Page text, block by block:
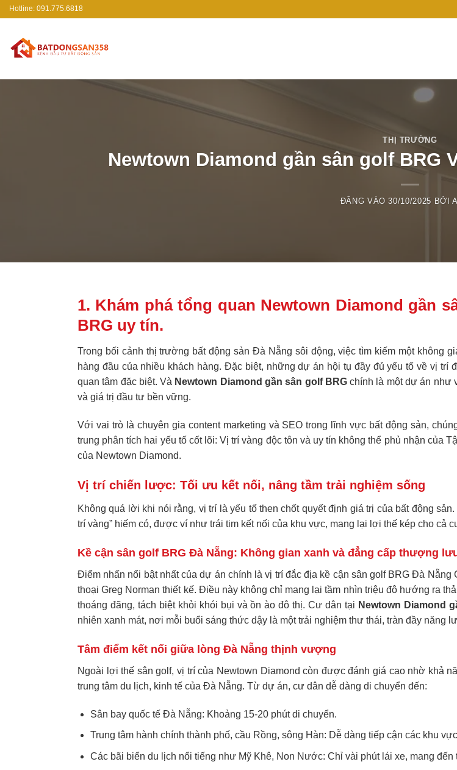
Bỏ
dung
Hotline: 091.775.6818
THỊ TRƯỜNG
Newtown Diamond gần sân golf BRG
ĐĂNG VÀO30/10/2025 BỞI
1. Khám phá tổng quan Newtown Diamond gần
BRG uy tín.
Trong bối cảnh thị trường bất động sản Đà Nẵng sôi động, việc tìm kiếm một không
hàng đầu của nhiều khách hàng. Đặc biệt, những dự án hội tụ đầy đủ yếu tố về vị
quan tâm đặc biệt. Và Newtown Diamond gần sân golf BRGchính là một dự án như
và giá trị đầu tư bền vững.
Với vai trò là chuyên gia content marketing và SEO trong lĩnh vực bất động sản,
trung phân tích hai yếu tố cốt lõi: Vị trí vàng độc tôn và uy tín không thể phủ nhận của
của Newtown Diamond.
Vị trí chiến lược: Tối ưu kết nối, nâng tầm trải nghiệm sống
Không quá lời khi nói rằng, vị trí là yếu tố then chốt quyết định giá trị của bất động sản.
trí vàng” hiếm có, được ví như trái tim kết nối của khu vực, mang lại lợi thế kép cho cả
Kề cận sân golf BRG Đà Nẵng: Không gian xanh và đẳng cấp thượng
Điểm nhấn nổi bật nhất của dự án chính là vị trí đắc địa kề cận sân golf BRG Đà
thoại Greg Norman thiết kế. Điều này không chỉ mang lại tầm nhìn triệu đô hướng ra
thoáng đãng, tách biệt khỏi khói bụi và ồn ào đô thị. Cư dân tại Newtown Diamond
nhiên xanh mát, nơi mỗi buổi sáng thức dậy là một trải nghiệm thư thái, tràn đầy năng
Tâm điểm kết nối giữa lòng Đà Nẵng thịnh vượng
Ngoài lợi thế sân golf, vị trí của Newtown Diamond còn được đánh giá cao nhờ khả
trung tâm du lịch, kinh tế của Đà Nẵng. Từ dự án, cư dân dễ dàng di chuyển đến:
Sân bay quốc tế Đà Nẵng: Khoảng 15-20 phút di chuyển.
Trung tâm hành chính thành phố, cầu Rồng, sông Hàn: Dễ dàng tiếp cận các khu
Các bãi biển du lịch nổi tiếng như Mỹ Khê, Non Nước: Chỉ vài phút lái xe, mang